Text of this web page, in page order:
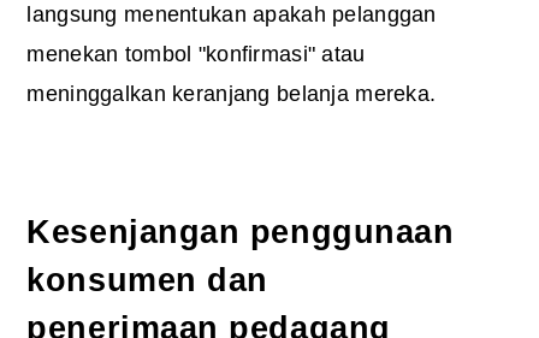
langsung menentukan apakah pelanggan
menekan tombol "konfirmasi" atau
meninggalkan keranjang belanja mereka.
Kesenjangan penggunaan
konsumen dan
penerimaan pedagang